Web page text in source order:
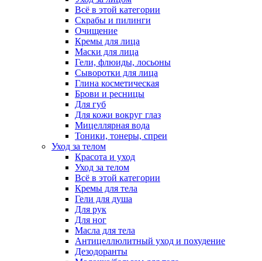
Всё в этой категории
Скрабы и пилинги
Очищение
Кремы для лица
Маски для лица
Гели, флюиды, лосьоны
Сыворотки для лица
Глина косметическая
Брови и ресницы
Для губ
Для кожи вокруг глаз
Мицеллярная вода
Тоники, тонеры, спреи
Уход за телом
Красота и уход
Уход за телом
Всё в этой категории
Кремы для тела
Гели для душа
Для рук
Для ног
Масла для тела
Антицеллюлитный уход и похудение
Дезодоранты